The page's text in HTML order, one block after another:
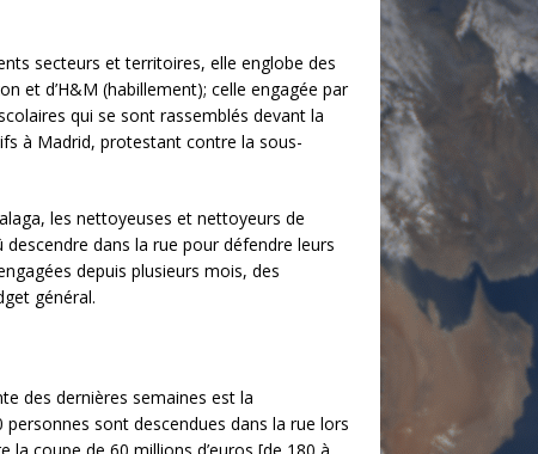
secteurs et territoires, elle englobe des
et d’H&M (habillement); celle engagée par
qui se sont rassemblés devant la
à Madrid, protestant contre la sous-
les nettoyeuses et nettoyeurs de
dans la rue pour défendre leurs
depuis plusieurs mois, des
général.
des dernières semaines est la
sont descendues dans la rue lors